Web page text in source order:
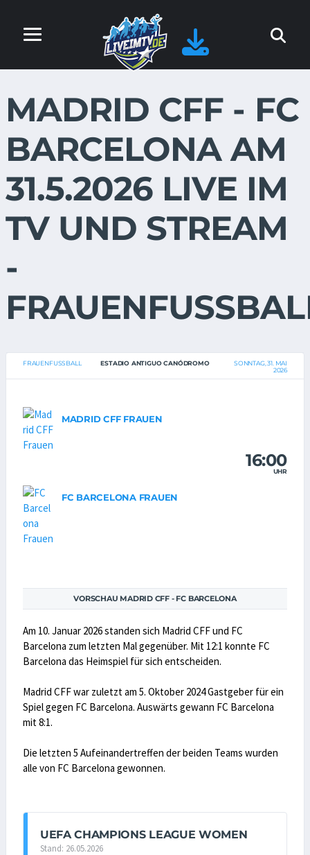
MADRID CFF - FC
BARCELONA AM
31.5.2026 LIVE IM
TV UND STREAM
-
FRAUENFUSSBALL ESTADIO ANTIGUO CANÓDROMO
SONNTAG, 31. MAI
2026
MADRID CFF FRAUEN
16:00
UHR
FC BARCELONA FRAUEN
VORSCHAU MADRID CFF - FC BARCELONA
Am 10. Januar 2026 standen sich Madrid CFF und FC
Barcelona zum letzten Mal gegenüber. Mit 12:1 konnte FC
Barcelona das Heimspiel für sich entscheiden.
Madrid CFF war zuletzt am 5. Oktober 2024 Gastgeber für ein
Spiel gegen FC Barcelona. Auswärts gewann FC Barcelona
mit 8:1.
Die letzten 5 Aufeinandertreffen der beiden Teams wurden
alle von FC Barcelona gewonnen.
UEFA CHAMPIONS LEAGUE WOMEN
Stand: 26.05.2026